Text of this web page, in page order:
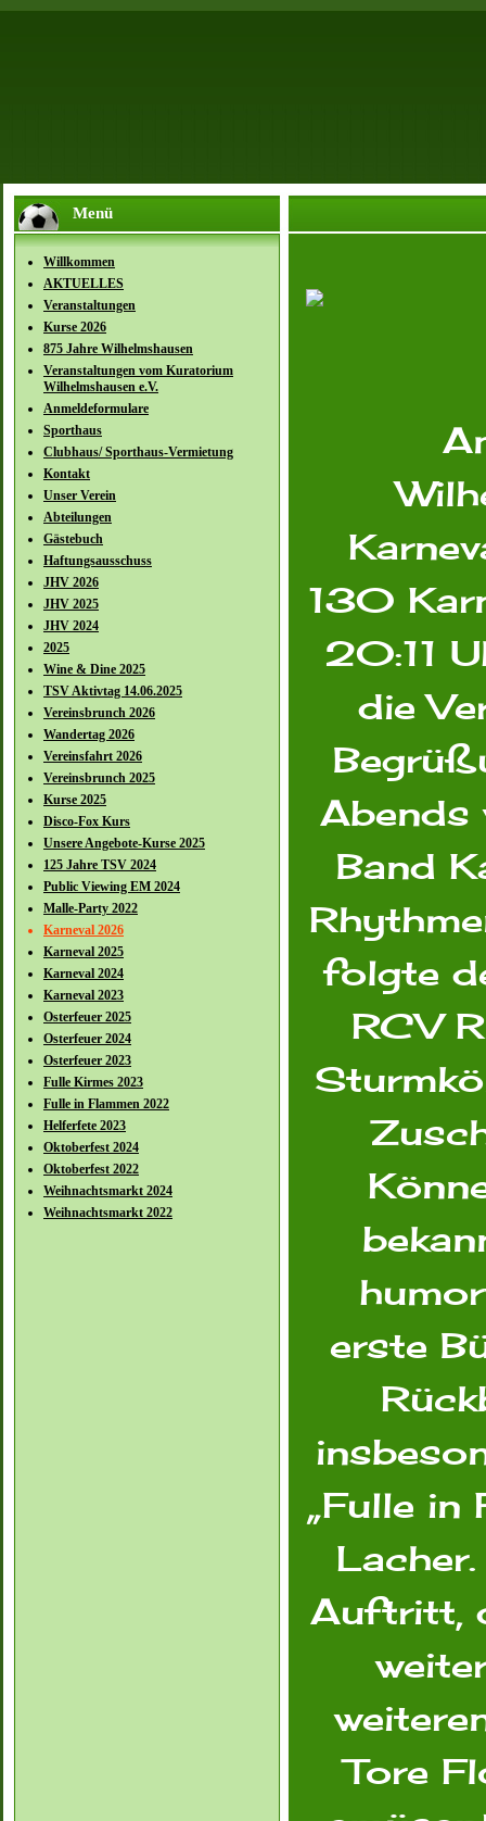
Menü
Willkommen
AKTUELLES
Veranstaltungen
Kurse 2026
875 Jahre Wilhelmshausen
Veranstaltungen vom Kuratorium
Wilhelmshausen e.V.
Anmeldeformulare
Sporthaus
Clubhaus/ Sporthaus-Vermietung
Kontakt
Unser Verein
Abteilungen
Gästebuch
Haftungsausschuss
JHV 2026
JHV 2025
JHV 2024
2025
Wine & Dine 2025
TSV Aktivtag 14.06.2025
Vereinsbrunch 2026
Wandertag 2026
Vereinsfahrt 2026
Vereinsbrunch 2025
Kurse 2025
Disco-Fox Kurs
Unsere Angebote-Kurse 2025
125 Jahre TSV 2024
Public Viewing EM 2024
Malle-Party 2022
Karneval 2026
Karneval 2025
Karneval 2024
Karneval 2023
Osterfeuer 2025
Osterfeuer 2024
Osterfeuer 2023
Fulle Kirmes 2023
Fulle in Flammen 2022
Helferfete 2023
Oktoberfest 2024
Oktoberfest 2022
Weihnachtsmarkt 2024
Weihnachtsmarkt 2022
130
20:11
die
Abends
Band
folgte
RCV
erste
„Fulle in
Auftritt,
Tore